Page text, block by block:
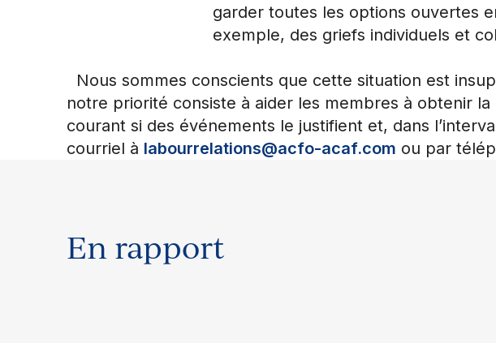
garder toutes les options ouvertes
exemple, des griefs individuels et
Nous sommes conscients que cette situation est
notre priorité consiste à aider les membres à obtenir
courant si des événements le justifient et, dans
courriel à labourrelations@acfo-acaf.com ou par
En rapport